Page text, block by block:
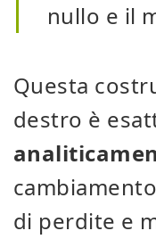
nullo e il
Questa
destro è
di perdite e